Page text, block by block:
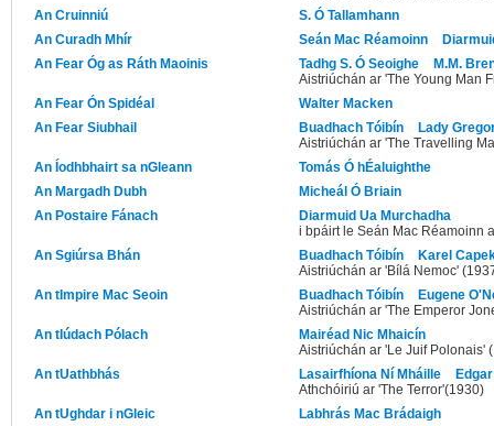
An Cruinniú
S. Ó Tallamhann
An Curadh Mhír
Seán Mac Réamoinn
An Fear Óg as Ráth Maoinis
Tadhg S. Ó Seoighe
M.M.
Aistriúchán ar 'The Young Man
An Fear Ón Spidéal
Walter Macken
An Fear Siubhail
Buadhach Tóibín
Lady
Aistriúchán ar 'The Travelling
An Íodhbhairt sa nGleann
Tomás Ó hÉaluighthe
An Margadh Dubh
Micheál Ó Briain
An Postaire Fánach
Diarmuid Ua Murchadha
i bpáirt le Seán Mac Réamoinn
An Sgiúrsa Bhán
Buadhach Tóibín
Karel
Aistriúchán ar 'Bílá Nemoc'
An tImpire Mac Seoin
Buadhach Tóibín
Eugene
Aistriúchán ar 'The Emperor
An tIúdach Pólach
Mairéad Nic Mhaicín
Aistriúchán ar 'Le Juif Polonais'
An tUathbhás
Lasairfhíona Ní Mháille
Athchóiriú ar 'The Terror'(1930)
An tUghdar i nGleic
Labhrás Mac Brádaigh